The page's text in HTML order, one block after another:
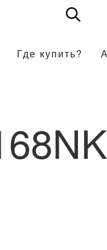
Где купить?